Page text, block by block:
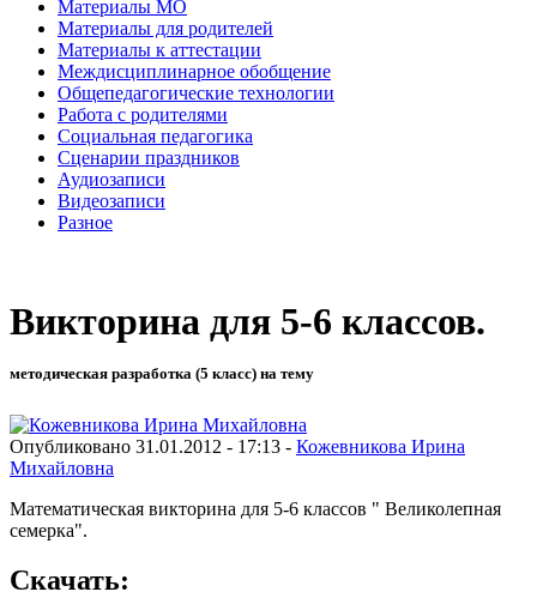
Материалы МО
Материалы для родителей
Материалы к аттестации
Междисциплинарное обобщение
Общепедагогические технологии
Работа с родителями
Социальная педагогика
Сценарии праздников
Аудиозаписи
Видеозаписи
Разное
Викторина для 5-6 классов.
методическая разработка (5 класс) на тему
Опубликовано 31.01.2012 - 17:13 - Кожевникова Ирина
Михайловна
Математическая викторина для 5-6 классов " Великолепная
семерка".
Скачать: